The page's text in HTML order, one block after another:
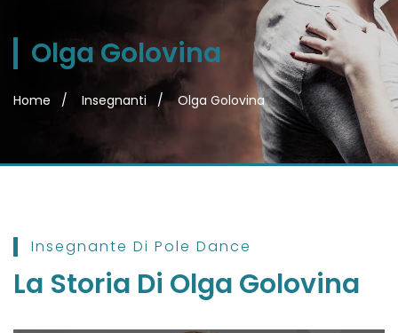
Olga Golovina
Home Insegnanti Olga Golovina
Insegnante Di Pole Dance
La Storia Di Olga Golovina